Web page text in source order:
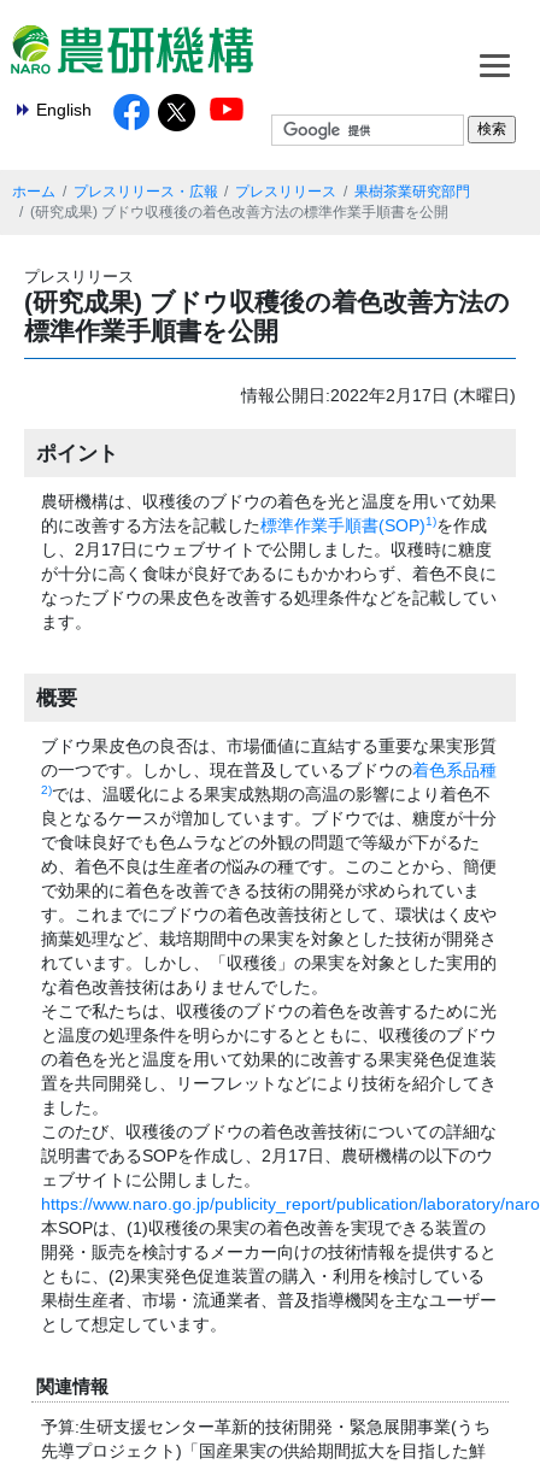
English
ホーム プレスリリース・広報 プレスリリース
果樹茶業研究部門
(研究成果) ブドウ収穫後の着色改善方法の標準作業手順書を公開
プレスリリース
(研究成果) ブドウ収穫後の着色改善方法の
標準作業手順書を公開
情報公開日:2022年2月17日 (木曜日)
ポイント
農研機構は、収穫後のブドウの着色を光と温度を用いて効果
的に改善する方法を記載した標準作業手順書(SOP)1)を作成
し、2月17日にウェブサイトで公開しました。収穫時に糖度
が十分に高く食味が良好であるにもかかわらず、着色不良に
なったブドウの果皮色を改善する処理条件などを記載してい
ます。
概要
ブドウ果皮色の良否は、市場価値に直結する重要な果実形質
の一つです。しかし、現在普及しているブドウの着色系品種
2)では、温暖化による果実成熟期の高温の影響により着色不
良となるケースが増加しています。ブドウでは、糖度が十分
で食味良好でも色ムラなどの外観の問題で等級が下がるた
め、着色不良は生産者の悩みの種です。このことから、簡便
で効果的に着色を改善できる技術の開発が求められていま
す。これまでにブドウの着色改善技術として、環状はく皮や
摘葉処理など、栽培期間中の果実を対象とした技術が開発さ
れています。しかし、「収穫後」の果実を対象とした実用的
な着色改善技術はありませんでした。
そこで私たちは、収穫後のブドウの着色を改善するために光
と温度の処理条件を明らかにするとともに、収穫後のブドウ
の着色を光と温度を用いて効果的に改善する果実発色促進装
置を共同開発し、リーフレットなどにより技術を紹介してき
ました。
このたび、収穫後のブドウの着色改善技術についての詳細な
説明書であるSOPを作成し、2月17日、農研機構の以下のウ
ェブサイトに公開しました。
https://www.naro.go.jp/publicity_report/publication/laboratory/
本SOPは、(1)収穫後の果実の着色改善を実現できる装置の
開発・販売を検討するメーカー向けの技術情報を提供すると
ともに、(2)果実発色促進装置の購入・利用を検討している
果樹生産者、市場・流通業者、普及指導機関を主なユーザー
として想定しています。
関連情報
予算:生研支援センター革新的技術開発・緊急展開事業(うち
先導プロジェクト)「国産果実の供給期間拡大を目指した鮮